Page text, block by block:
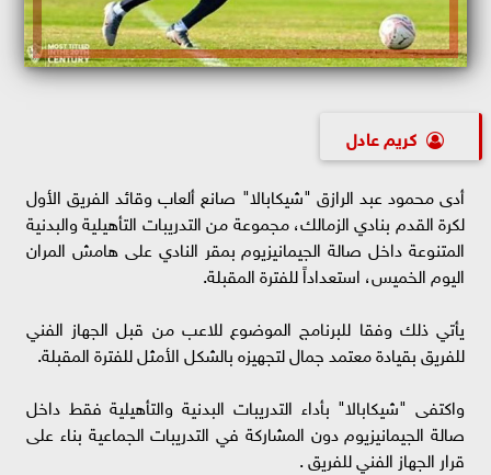
كريم عادل
أدى محمود عبد الرازق "شيكابالا" صانع ألعاب وقائد الفريق الأول
لكرة القدم بنادي الزمالك، مجموعة من التدريبات التأهيلية والبدنية
المتنوعة داخل صالة الجيمانيزيوم بمقر النادي على هامش المران
اليوم الخميس، استعداداً للفترة المقبلة.
يأتي ذلك وفقا للبرنامج الموضوع للاعب من قبل الجهاز الفني
للفريق بقيادة معتمد جمال لتجهيزه بالشكل الأمثل للفترة المقبلة.
واكتفى "شيكابالا" بأداء التدريبات البدنية والتأهيلية فقط داخل
صالة الجيمانيزيوم دون المشاركة في التدريبات الجماعية بناء على
قرار الجهاز الفني للفريق .